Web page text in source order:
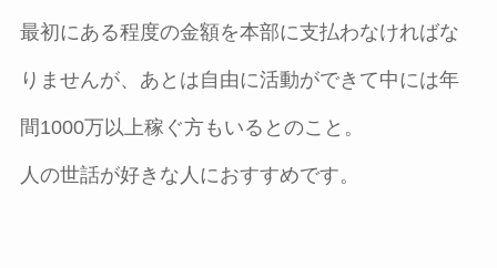
最初にある程度の金額を本部に支払わなければな
りませんが、あとは自由に活動ができて中には年
間1000万以上稼ぐ方もいるとのこと。
人の世話が好きな人におすすめです。